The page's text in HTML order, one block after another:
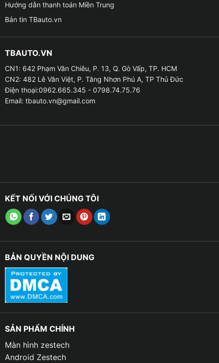
Hướng dẫn thanh toán Miền Trung
Bản tin TBauto.vn
TBAUTO.VN
CN1: 642 Phạm Văn Chiêu, P. 13, Q. Gò Vấp, TP. HCM
CN2: 482 Lê Văn Việt, P. Tăng Nhơn Phú A, TP Thủ Đức
Điện thoại:0962.665.345 - 0798.74.75.76
Email: tbauto.vn@gmail.com
KẾT NỐI VỚI CHÚNG TÔI
BẢN QUYỀN NỘI DUNG
SẢN PHẨM CHÍNH
Màn hình zestech
Android Zestech